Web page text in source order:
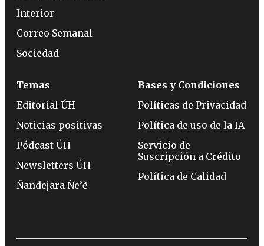
Interior
Correo Semanal
Sociedad
Temas
Editorial ÚH
Noticias positivas
Pódcast ÚH
Newsletters ÚH
Ñandejara Ñe’ẽ
Bases y Condiciones
Políticas de Privacidad
Política de uso de la IA
Servicio de
Suscripción a Crédito
Política de Calidad